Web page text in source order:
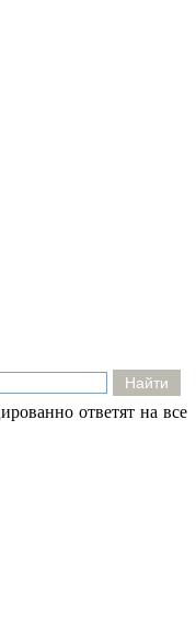
ответят на все